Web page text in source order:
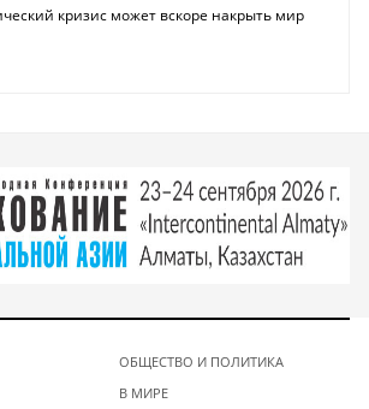
кризис может вскоре накрыть мир
ОБЩЕСТВО И ПОЛИТИКА
В МИРЕ